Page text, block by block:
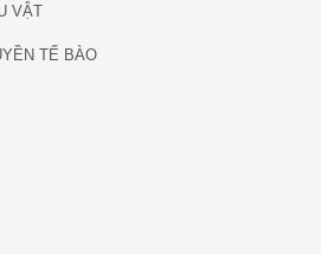
VẬT
TẾ BÀO